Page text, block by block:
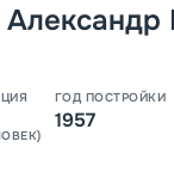
Александр
ГОД ПОСТРОЙКИ
1957